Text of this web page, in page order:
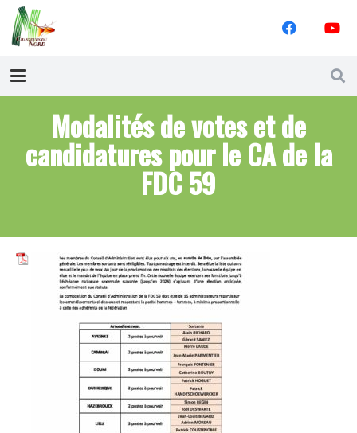
Modalités de votes et de
candidatures pour le CA de la
FDC 59